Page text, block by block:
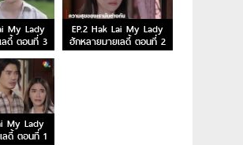
My Lady
ลดี้ ตอนที่ 3
EP.2 Hak Lai My Lady
ฮักหลายมายเลดี้ ตอนที่ 2
My Lady
ลดี้ ตอนที่ 1